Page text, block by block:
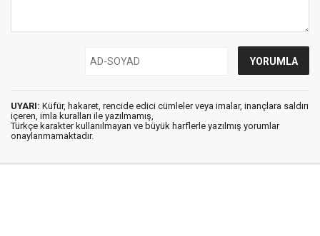
UYARI: Küfür, hakaret, rencide edici cümleler veya imalar, inançlara saldırı
içeren, imla kuralları ile yazılmamış,
Türkçe karakter kullanılmayan ve büyük harflerle yazılmış yorumlar
onaylanmamaktadır.